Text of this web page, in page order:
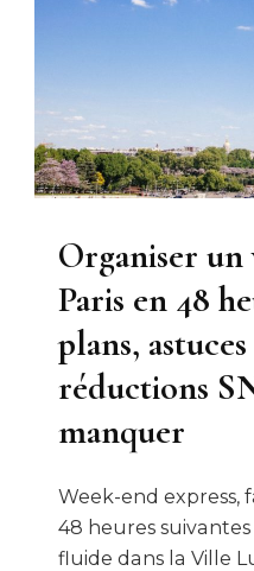
Organiser un
Paris en 48
plans,
réductions
manquer
Week-end express,
48 heures
fluide dans la Ville